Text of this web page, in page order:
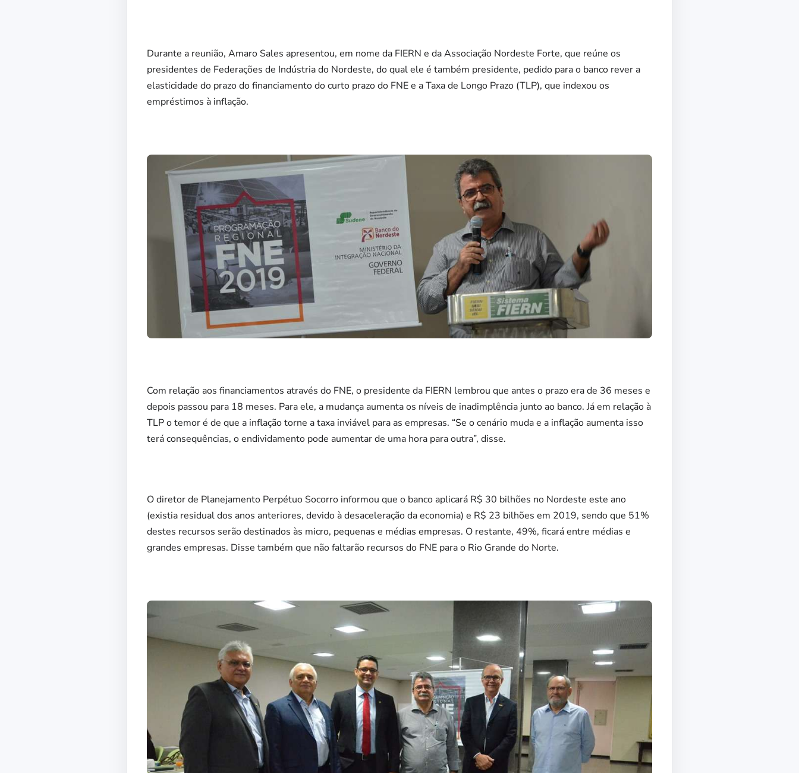
Durante a reunião, Amaro Sales apresentou, em nome da FIERN e da Associação Nordeste Forte, que reúne os
presidentes de Federações de Indústria do Nordeste, do qual ele é também presidente, pedido para o banco rever a
elasticidade do prazo do financiamento do curto prazo do FNE e a Taxa de Longo Prazo (TLP), que indexou os
empréstimos à inflação.
Com relação aos financiamentos através do FNE, o presidente da FIERN lembrou que antes o prazo era de 36 meses e
depois passou para 18 meses. Para ele, a mudança aumenta os níveis de inadimplência junto ao banco. Já em relação à
TLP o temor é de que a inflação torne a taxa inviável para as empresas. “Se o cenário muda e a inflação aumenta isso
terá consequências, o endividamento pode aumentar de uma hora para outra”, disse.
O diretor de Planejamento Perpétuo Socorro informou que o banco aplicará R$ 30 bilhões no Nordeste este ano
(existia residual dos anos anteriores, devido à desaceleração da economia) e R$ 23 bilhões em 2019, sendo que 51%
destes recursos serão destinados às micro, pequenas e médias empresas. O restante, 49%, ficará entre médias e
grandes empresas. Disse também que não faltarão recursos do FNE para o Rio Grande do Norte.